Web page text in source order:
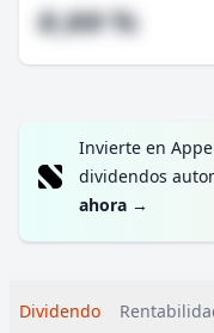
#,## %
Invierte en
dividendos
ahora →
Dividendo